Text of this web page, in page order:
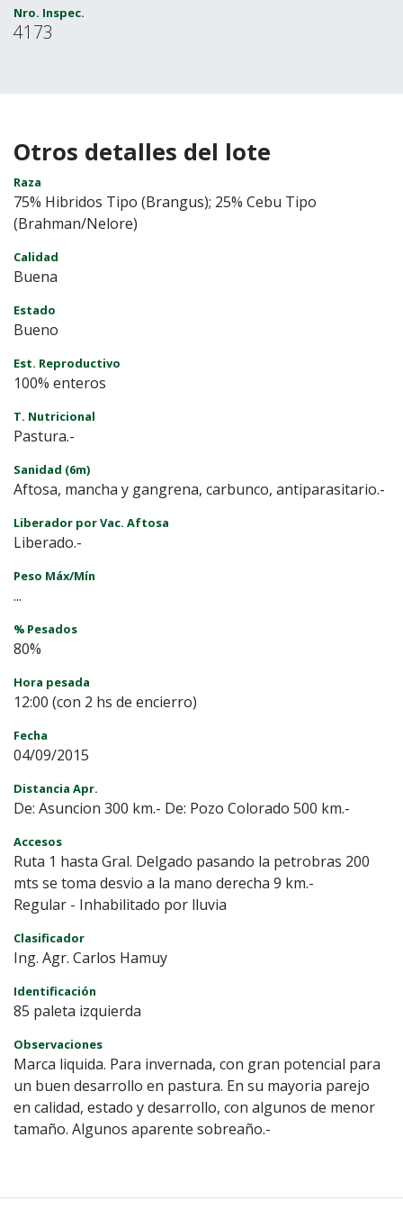
Nro. Inspec.
4173
Otros detalles del lote
Raza
75% Hibridos Tipo (Brangus); 25% Cebu Tipo
(Brahman/Nelore)
Calidad
Buena
Estado
Bueno
Est. Reproductivo
100% enteros
T. Nutricional
Pastura.-
Sanidad (6m)
Aftosa, mancha y gangrena, carbunco, antiparasitario.-
Liberador por Vac. Aftosa
Liberado.-
Peso Máx/Mín
...
% Pesados
80%
Hora pesada
12:00 (con 2 hs de encierro)
Fecha
04/09/2015
Distancia Apr.
De: Asuncion 300 km.- De: Pozo Colorado 500 km.-
Accesos
Ruta 1 hasta Gral. Delgado pasando la petrobras 200
mts se toma desvio a la mano derecha 9 km.-
Regular - Inhabilitado por lluvia
Clasificador
Ing. Agr. Carlos Hamuy
Identificación
85 paleta izquierda
Observaciones
Marca liquida. Para invernada, con gran potencial para
un buen desarrollo en pastura. En su mayoria parejo
en calidad, estado y desarrollo, con algunos de menor
tamaño. Algunos aparente sobreaño.-